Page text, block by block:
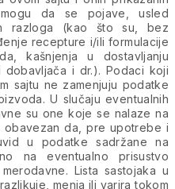
da se pojave, usled
razloga (kao što su, bez
recepture i/ili formulacije
kašnjenja u dostavljanju
i dr.). Podaci koji
sajtu ne zamenjuju podatke
U slučaju eventualnih
su one koje se nalaze na
da, pre upotrebe i
u podatke sadržane na
na eventualno prisustvo
Lista sastojaka u
menja ili varira tokom